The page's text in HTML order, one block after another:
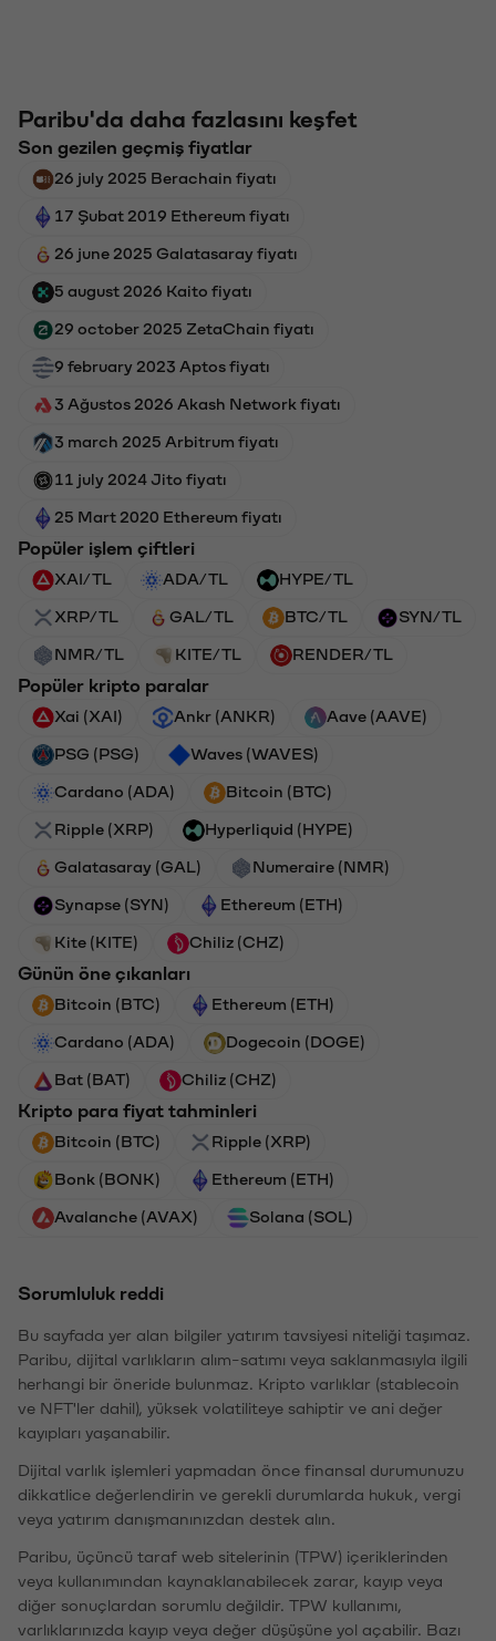
Paribu'da daha fazlasını keşfet
Son gezilen geçmiş fiyatlar
26 july 2025 Berachain fiyatı
17 Şubat 2019 Ethereum fiyatı
26 june 2025 Galatasaray fiyatı
5 august 2026 Kaito fiyatı
29 october 2025 ZetaChain fiyatı
9 february 2023 Aptos fiyatı
3 Ağustos 2026 Akash Network fiyatı
3 march 2025 Arbitrum fiyatı
11 july 2024 Jito fiyatı
25 Mart 2020 Ethereum fiyatı
Popüler işlem çiftleri
XAI/TL ADA/TL HYPE/TL
XRP/TL GAL/TL BTC/TL SYN/TL
NMR/TL KITE/TL RENDER/TL
Popüler kripto paralar
Xai (XAI) Ankr (ANKR) Aave (AAVE)
PSG (PSG) Waves (WAVES)
Cardano (ADA) Bitcoin (BTC)
Ripple (XRP) Hyperliquid (HYPE)
Galatasaray (GAL) Numeraire (NMR)
Synapse (SYN) Ethereum (ETH)
Kite (KITE) Chiliz (CHZ)
Günün öne çıkanları
Bitcoin (BTC) Ethereum (ETH)
Cardano (ADA) Dogecoin (DOGE)
Bat (BAT) Chiliz (CHZ)
Kripto para fiyat tahminleri
Bitcoin (BTC) Ripple (XRP)
Bonk (BONK) Ethereum (ETH)
Avalanche (AVAX) Solana (SOL)
Sorumluluk reddi
Bu sayfada yer alan bilgiler yatırım tavsiyesi niteliği taşımaz.
Paribu, dijital varlıkların alım-satımı veya saklanmasıyla ilgili
herhangi bir öneride bulunmaz. Kripto varlıklar (stablecoin
ve NFT'ler dahil), yüksek volatiliteye sahiptir ve ani değer
kayıpları yaşanabilir.
Dijital varlık işlemleri yapmadan önce finansal durumunuzu
dikkatlice değerlendirin ve gerekli durumlarda hukuk, vergi
veya yatırım danışmanınızdan destek alın.
Paribu, üçüncü taraf web sitelerinin (TPW) içeriklerinden
veya kullanımından kaynaklanabilecek zarar, kayıp veya
diğer sonuçlardan sorumlu değildir. TPW kullanımı,
varlıklarınızda kayıp veya değer düşüşüne yol açabilir. Bazı